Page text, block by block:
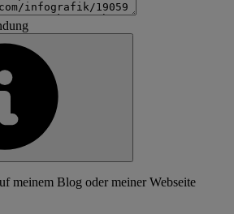
meinem Blog oder meiner Webseite